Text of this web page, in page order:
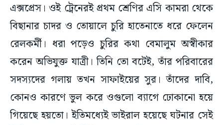
এক্সপ্রেস। ওই ট্রেনেরই প্রথম শ্রেণির এসি কামরা থেকে
বিছানার চাদর ও তোয়ালে চুরি হাতেনাতে ধরে ফেলেন
রেলকর্মী। ধরা পড়েও চুরির কথা বেমালুম অস্বীকার
করেন অভিযুক্ত যাত্রী। তিনি তো বটেই, তাঁর পরিবারের
সদস্যদের গলায় তখন সাফাইয়ের সুর। তাঁদের দাবি,
কোনও কারণে ভুল করে ওগুলো ব্যাগে ঢোকানো হয়ে
গিয়েছে হয়তো। ইতিমধ্যেই ভাইরাল হয়েছে ঘটনার সেই